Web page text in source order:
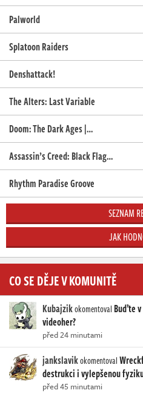
Palworld
Splatoon Raiders
Denshattack!
The Alters: Last Variable
Doom: The Dark Ages |…
Assassin’s Creed: Black Flag…
Rhythm Paradise Groove
SEZNAM
JAK
CO SE DĚJE V KOMUNITĚ
Kubajzikokomentoval Buďte
videoher?
před 24 minutami
jankslavikokomentoval
destrukci i vylepšenou
před 45 minutami